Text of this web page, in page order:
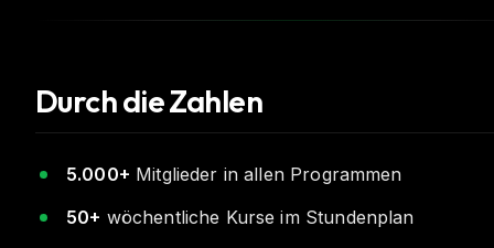
Durch die Zahlen
5.000+ Mitglieder in allen Programmen
50+ wöchentliche Kurse im Stundenplan